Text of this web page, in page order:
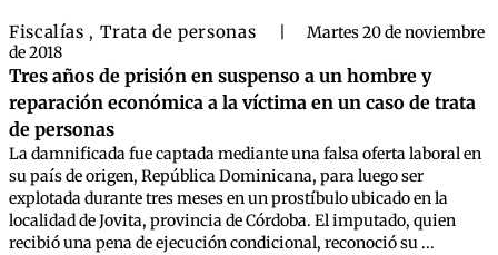
Fiscalías , Trata de personas
Martes 20 de noviembre
de 2018
Tres años de prisión en suspenso a un hombre y
reparación económica a la víctima en un caso de trata
de personas
La damnificada fue captada mediante una falsa oferta laboral en
su país de origen, República Dominicana, para luego ser
explotada durante tres meses en un prostíbulo ubicado en la
localidad de Jovita, provincia de Córdoba. El imputado, quien
recibió una pena de ejecución condicional, reconoció su ...